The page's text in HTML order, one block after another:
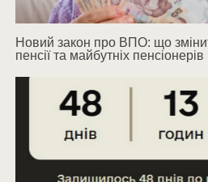
Новий закон про ВПО: що
пенсії та майбутніх пенсіонерів